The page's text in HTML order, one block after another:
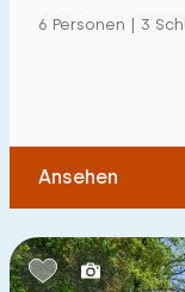
6 Personen | 3
Ansehen